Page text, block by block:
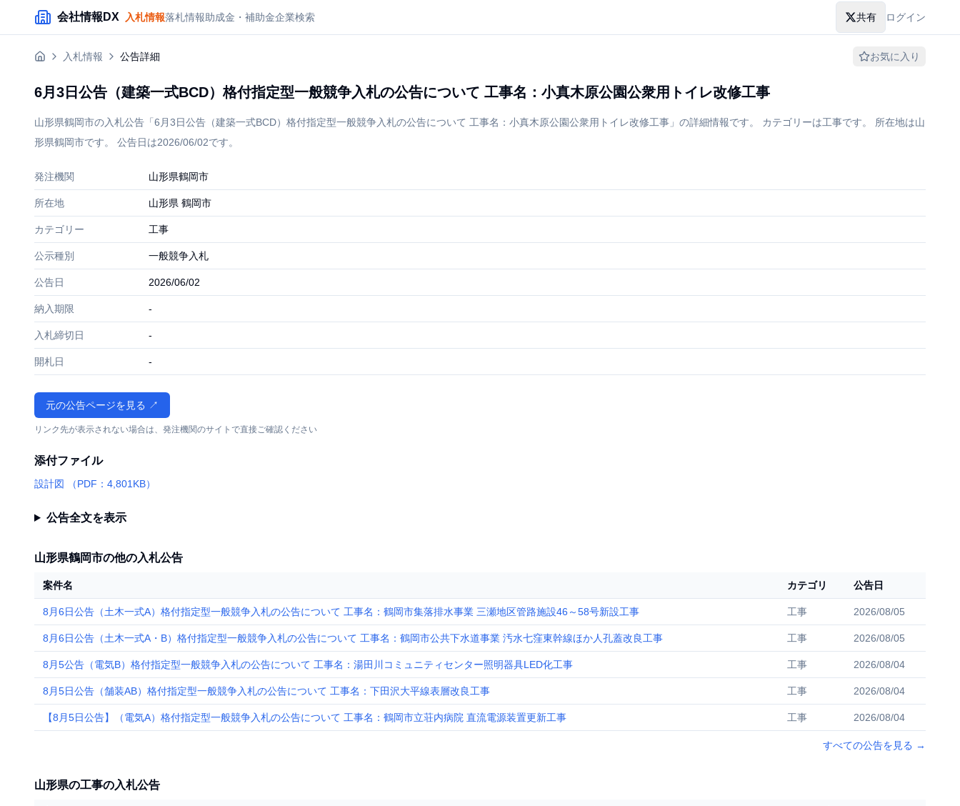
メインコンテンツにスキップ
会社情報DX 入札情報落札情報助成金・補助金企業検索 共有 ログイン
入札情報 公告詳細 お気に入り
6月3日公告（建築一式BCD）格付指定型一般競争入札の公告について 工事名：小真木原公園公衆用トイレ改修工事
山形県鶴岡市の入札公告「6月3日公告（建築一式BCD）格付指定型一般競争入札の公告について 工事名：小真木原公園公衆用トイレ改修工事」の詳細情報です。 カテゴリーは工事です。 所在地は山
形県鶴岡市です。 公告日は2026/06/02です。
発注機関 山形県鶴岡市
所在地 山形県 鶴岡市
カテゴリー 工事
公示種別 一般競争入札
公告日 2026/06/02
納入期限 -
入札締切日 -
開札日 -
元の公告ページを見る ↗
リンク先が表示されない場合は、発注機関のサイトで直接ご確認ください
添付ファイル
設計図 （PDF：4,801KB）
公告全文を表示
山形県鶴岡市の他の入札公告
案件名 カテゴリ 公告日
8月6日公告（土木一式A）格付指定型一般競争入札の公告について 工事名：鶴岡市集落排水事業 三瀬地区管路施設46～58号新設工事 工事 2026/08/05
8月6日公告（土木一式A・B）格付指定型一般競争入札の公告について 工事名：鶴岡市公共下水道事業 汚水七窪東幹線ほか人孔蓋改良工事 工事 2026/08/05
8月5公告（電気B）格付指定型一般競争入札の公告について 工事名：湯田川コミュニティセンター照明器具LED化工事 工事 2026/08/04
8月5日公告（舗装AB）格付指定型一般競争入札の公告について 工事名：下田沢大平線表層改良工事 工事 2026/08/04
【8月5日公告】（電気A）格付指定型一般競争入札の公告について 工事名：鶴岡市立荘内病院 直流電源装置更新工事 工事 2026/08/04
すべての公告を見る →
山形県の工事の入札公告